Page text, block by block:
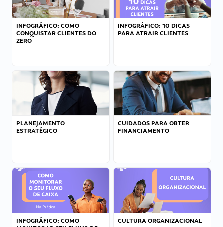
INFOGRÁFICO: COMO
CONQUISTAR CLIENTES DO
ZERO
INFOGRÁFICO: 10 DICAS
PARA ATRAIR CLIENTES
PLANEJAMENTO
ESTRATÉGICO
CUIDADOS PARA OBTER
FINANCIAMENTO
INFOGRÁFICO: COMO
CULTURA ORGANIZACIONAL